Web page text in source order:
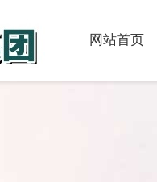
网站首页